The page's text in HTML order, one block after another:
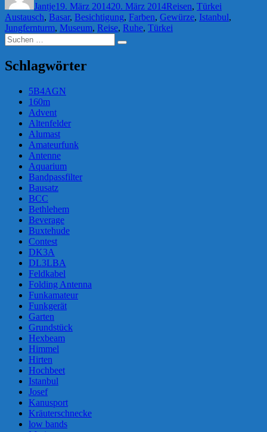
Jantje19. März 201420. März 2014Reisen, Türkei
Austausch, Basar, Besichtigung, Farben, Gewürze, Istanbul,
Jungfernturm, Museum, Reise, Ruhe, Türkei
Suchen
nach:
Suchen
Schlagwörter
5B4AGN
160m
Advent
Altenfelder
Alumast
Amateurfunk
Antenne
Aquarium
Bandpassfilter
Bausatz
BCC
Bethlehem
Beverage
Buxtehude
Contest
DK3A
DL3LBA
Feldkabel
Folding Antenna
Funkamateur
Funkgerät
Garten
Grundstück
Hexbeam
Himmel
Hirten
Hochbeet
Istanbul
Josef
Kanusport
Kräuterschnecke
low bands